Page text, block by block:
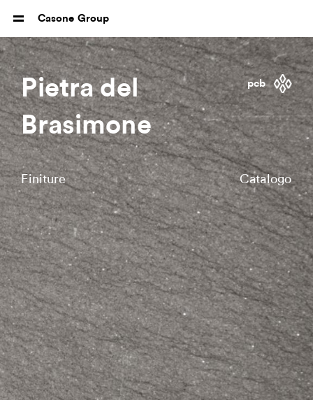
Casone Group
Pietra del
Brasimone
Finiture Catalogo
pcb